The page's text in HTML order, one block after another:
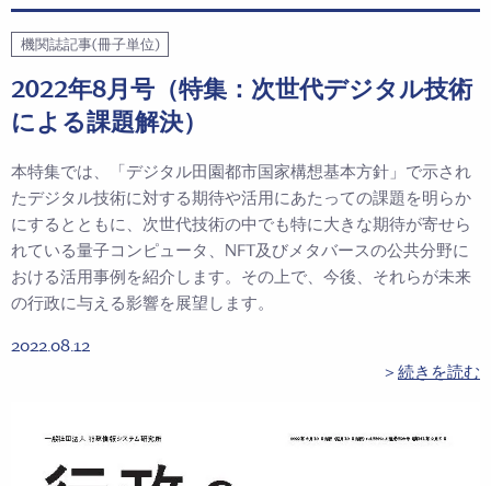
機関誌記事(冊子単位)
2022年8月号（特集：次世代デジタル技術
による課題解決）
本特集では、「デジタル田園都市国家構想基本方針」で示され
たデジタル技術に対する期待や活用にあたっての課題を明らか
にするとともに、次世代技術の中でも特に大きな期待が寄せら
れている量子コンピュータ、NFT及びメタバースの公共分野に
おける活用事例を紹介します。その上で、今後、それらが未来
の行政に与える影響を展望します。
2022.08.12
＞ 続きを読む